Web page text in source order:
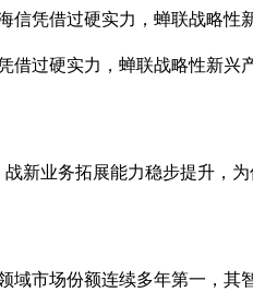
信凭借过硬实力，蝉联战略性
过硬实力，蝉联战略性新兴
新业务拓展能力稳步提升，
市场份额连续多年第一，其